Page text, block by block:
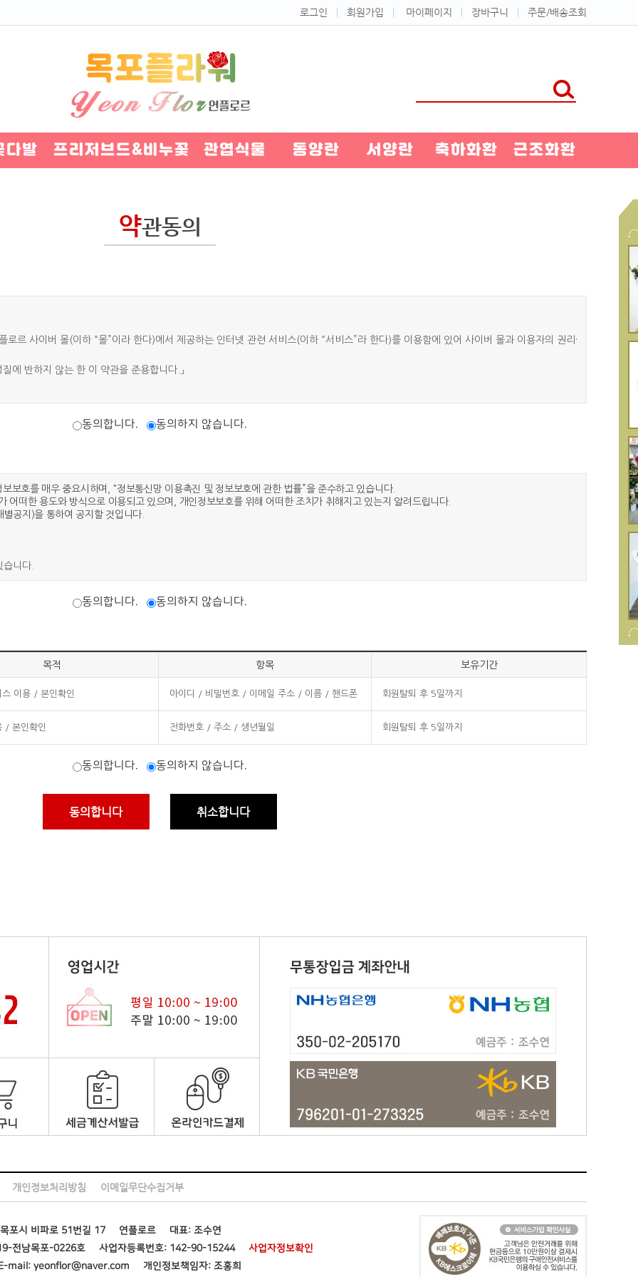
로그인 회원가입 마이페이지 장바구니 주문/배송조회
다발 프리저브드&비누꽃 관엽식물 동양란 서양란 축하화환 근조화환
약관동의
르 사이버 몰(이하 “몰”이라 한다)에서 제공하는 인터넷 관련 서비스(이하 “서비스”라 한다)를 이용함에 있어 사이버 몰과 이용자의 권리·
에 반하지 않는 한 이 약관을 준용합니다.」
라 함)을 이용자에게 제공하기 위하여 컴퓨터 등 정보통신설비를 이용하여 재화 등을 거래할 수 있도록 설정한 가상의 영업장을 말하며, 아
몰”이 제공하는 서비스를 이용할 수 있는 자를 말합니다.
비스를 이용하는 자를 말합니다.
주소(소비자의 불만을 처리할 수 있는 곳의 주소를 포함), 전화번호·모사전송번호·전자우편주소, 사업자등록번호, 통신판매업 신고번호,
사이버몰의 초기 서비스화면(전면)에 게시합니다. 다만, 약관의 내용은 이용자가 연결화면을 통하여 볼 수 있도록 할 수 있습니다.
의 규제에 관한 법률」, 「전자문서 및 전자거래기본법」, 「전자금융거래법」, 「전자서명법」, 「정보통신망 이용촉진 및 정보보호 등에 관한 법
을 위배하지 않는 범위에서 이 약관을 개정할 수 있습니다.
후에 체결되는 계약에만 적용되고 그 이전에 이미 체결된 계약에 대해서는 개정 전의 약관조항이 그대로 적용됩니다. 다만 이미 계약을
전자상거래 등에서의 소비자보호에 관한 법률, 약관의 규제 등에 관한 법률, 공정거래위원회가 정하는 「전자상거래 등에서의 소비자 보
경우에는 장차 체결되는 계약에 의해 제공할 재화 또는 용역의 내용을 변경할 수 있습니다. 이 경우에는 변경된 재화 또는 용역의 내용 및
곳에 즉시 공지합니다.
후 이 약관에 동의한다는 의사표시를 함으로서 회원가입을 신청합니다.
다음 각 호에 해당하지 않는 한 회원으로 등록합니다.
을 상실한 적이 있는 경우, 다만 제7조제3항에 의한 회원자격 상실 후 3년이 경과한 자로서 “몰”의 회원재가입 승낙을 얻은 경우에는 예
시점으로 합니다.
기간 이내에 “몰”에 대하여 회원정보 수정 등의 방법으로 그 변경사항을 알려야 합니다.
련하여 회원이 부담하는 채무를 기일에 지급하지 않는 경우
전자상거래 질서를 위협하는 경우
상 반복되거나 30일 이내에 그 사유가 시정되지 아니하는 경우 “몰”은 회원자격을 상실시킬 수 있습니다.
니다. 이 경우 회원에게 이를 통지하고, 회원등록 말소 전에 최소한 30일 이상의 기간을 정하여 소명할 기회를 부여합니다.
동의합니다. 동의하지 않습니다.
호를 매우 중요시하며, "정보통신망 이용촉진 및 정보보호에 관한 법률”을 준수하고 있습니다.
어떠한 용도와 방식으로 이용되고 있으며, 개인정보보호를 위해 어떠한 조치가 취해지고 있는지 알려드립니다.
공지)을 통하여 공지할 것입니다.
니다.
부에 관한 사항
해당 정보를 지체 없이 파기합니다.
관련 법령의 규정에 의하여 다음과 같이 거래 관련 관리 의무 관계의 확인 등을 이유로 일정기간 보유하여야 할 필요가 있을 경우에는 일정
소비자보호에 관한 법률)
보호 등에 관한 법률)
후 별도의 DB로 옮겨져(종이의 경우 별도의 서류함) 내부 방침 및 기타 관련 법령에 의한 정보보호 사유에 따라(보유 및 이용기간 참조)
보유되어지는 이외의 다른 목적으로 이용되지 않습니다.
동의합니다. 동의하지 않습니다.
목적 항목 보유기간
스 이용 / 본인확인 아이디 / 비밀번호 / 이메일 주소 / 이름 / 핸드폰 회원탈퇴 후 5일까지
/ 본인확인 전화번호 / 주소 / 생년월일 회원탈퇴 후 5일까지
동의합니다. 동의하지 않습니다.
동의합니다 취소합니다
개인정보처리방침 이메일무단수집거부
포시 비파로 51번길 17 연플로르
대표: 조수연
전남목포-0226호
사업자등록번호: 142-90-15244
사업자정보확인
mail: yeonflor@naver.com 개인정보책임자: 조홍희